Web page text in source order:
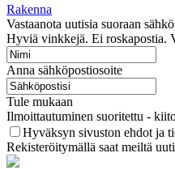
Rakenna
Vastaanota uutisia suoraan
Hyviä vinkkejä. Ei roskapostia.
Anna sähköpostiosoite
Tule mukaan
Ilmoittautuminen suoritettu -
Hyväksyn sivuston ehdot ja
Rekisteröitymällä saat meiltä